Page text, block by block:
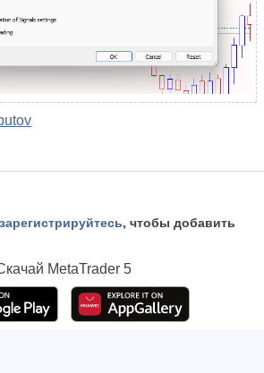
зарегистрируйтесь, чтобы добавить
MetaTrader 5